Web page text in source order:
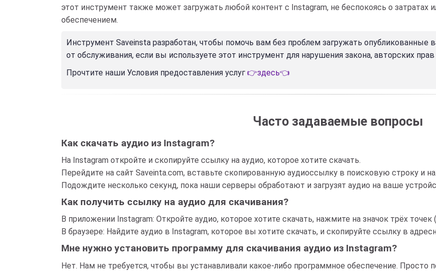
этот инструмент также может загружать любой контент с Instagram, не беспокоясь о
обеспечением.
Инструмент Saveinsta разработан, чтобы помочь вам без проблем загружать
от обслуживания, если вы используете этот инструмент для нарушения закона, авторских
Прочтите наши Условия предоставления услуг 👉здесь👈
Часто задаваемые вопросы
Как скачать аудио из Instagram?
На Instagram откройте и скопируйте ссылку на аудио, которое хотите скачать.
Перейдите на сайт Saveinta.com, вставьте скопированную аудиоссылку в поисковую строку и
Подождите несколько секунд, пока наши серверы обработают и загрузят аудио на ваше
Как получить ссылку на аудио для скачивания?
В приложении Instagram: Откройте аудио, которое хотите скачать, нажмите на значок трёх
В браузере: Найдите аудио в Instagram, которое вы хотите скачать, и скопируйте ссылку в
Мне нужно установить программу для скачивания аудио из Instagram?
Нет. Нам не требуется, чтобы вы устанавливали какое-либо программное обеспечение. Просто